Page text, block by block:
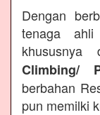
Dengan
tenaga
khususnya
Climbing/
berbahan
pun memilki